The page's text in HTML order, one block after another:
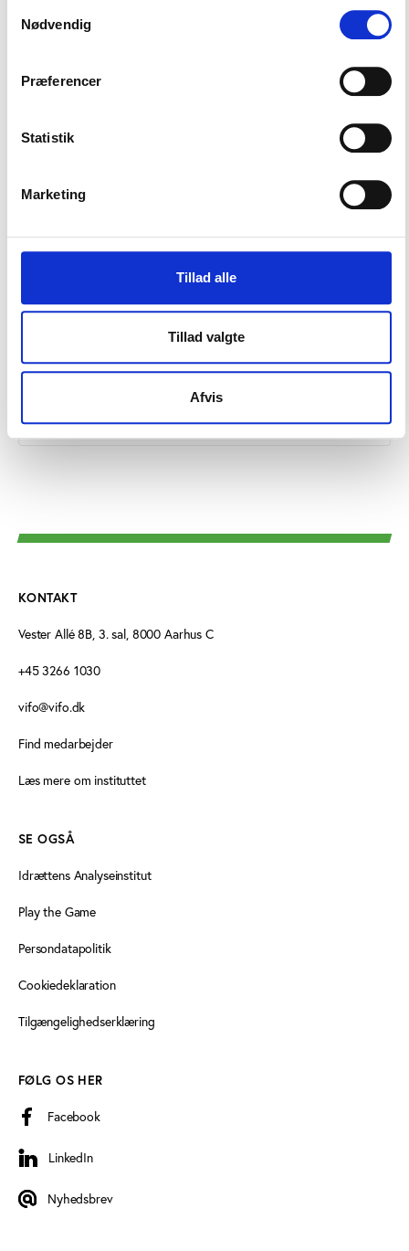
Nødvendig
Præferencer
Statistik
Marketing
Tillad alle
Tillad valgte
Afvis
Idræt og fritid i kommunerne
KONTAKT
Vester Allé 8B, 3. sal, 8000 Aarhus C
+45 3266 1030
vifo@vifo.dk
Find medarbejder
Læs mere om instituttet
SE OGSÅ
Idrættens Analyseinstitut
Play the Game
Persondatapolitik
Cookiedeklaration
Tilgængelighedserklæring
FØLG OS HER
Facebook
LinkedIn
LinkedIn
Nyhedsbrev
Nyhedsbrev